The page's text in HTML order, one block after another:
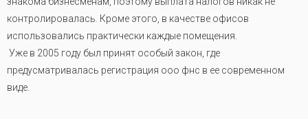
контролировалась Кроме этого, в качестве офисов
использовались практически каждые помещения.
Уже в 2005 году был принят особый закон, где
предусматривалась регистрация ооо фнс в ее современном
виде.